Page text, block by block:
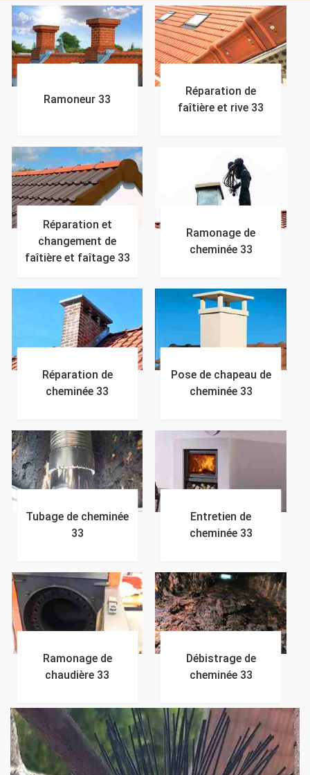
Ramoneur 33
Réparation de
faîtière et rive 33
Réparation et
changement de
faîtière et faîtage 33
Ramonage de
cheminée 33
Réparation de
cheminée 33
Pose de chapeau de
cheminée 33
Tubage de cheminée
33
Entretien de
cheminée 33
Ramonage de
chaudière 33
Débistrage de
cheminée 33